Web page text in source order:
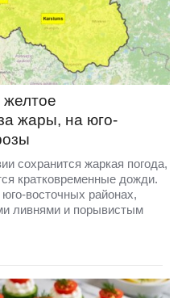
желтое
жары, на юго-
сохранится жаркая погода,
кратковременные дожди.
восточных районах,
ливнями и порывистым